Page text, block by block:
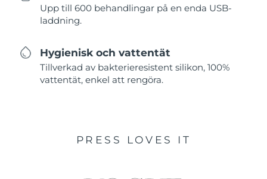
Upp till 600 behandlingar på en enda USB-
laddning.
Hygienisk och vattentät
Tillverkad av bakterieresistent silikon, 100%
vattentät, enkel att rengöra.
PRESS LOVES IT